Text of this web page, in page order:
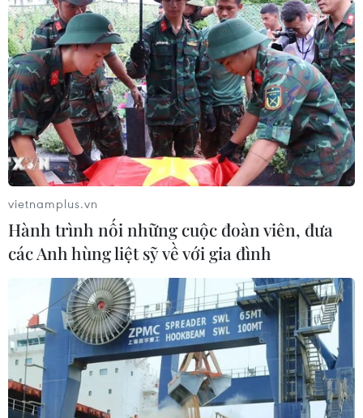
David Kenjah đã có 4 năm sinh sống tại Việt
Nam. (Ảnh: Đỗ Quang Cường/Vietnam+)
(Ảnh: PV/Vietnam+)
vietnamplus.vn
Hành trình nối những cuộc đoàn viên, đưa
các Anh hùng liệt sỹ về với gia đình